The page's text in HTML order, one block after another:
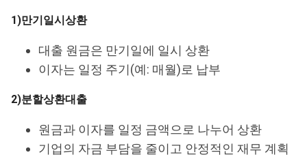
1)만기일시상환
대출 원금은 만기일에 일시 상환
이자는 일정 주기(예: 매월)로 납부
2)분할상환대출
원금과 이자를 일정 금액으로 나누어 상환
기업의 자금 부담을 줄이고 안정적인 재무 계획